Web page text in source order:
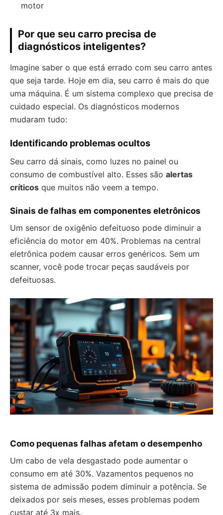
motor
Por que seu carro precisa de
diagnósticos inteligentes?
Imagine saber o que está errado com seu carro antes
que seja tarde. Hoje em dia, seu carro é mais do que
uma máquina. É um sistema complexo que precisa de
cuidado especial. Os diagnósticos modernos
mudaram tudo:
Identificando problemas ocultos
Seu carro dá sinais, como luzes no painel ou
consumo de combustível alto. Esses são alertas
críticos que muitos não veem a tempo.
Sinais de falhas em componentes eletrônicos
Um sensor de oxigênio defeituoso pode diminuir a
eficiência do motor em 40%. Problemas na central
eletrônica podem causar erros genéricos. Sem um
scanner, você pode trocar peças saudáveis por
defeituosas.
Como pequenas falhas afetam o desempenho
Um cabo de vela desgastado pode aumentar o
consumo em até 30%. Vazamentos pequenos no
sistema de admissão podem diminuir a potência. Se
deixados por seis meses, esses problemas podem
custar até 3x mais.